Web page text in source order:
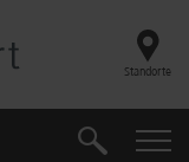
Standorte
Suche